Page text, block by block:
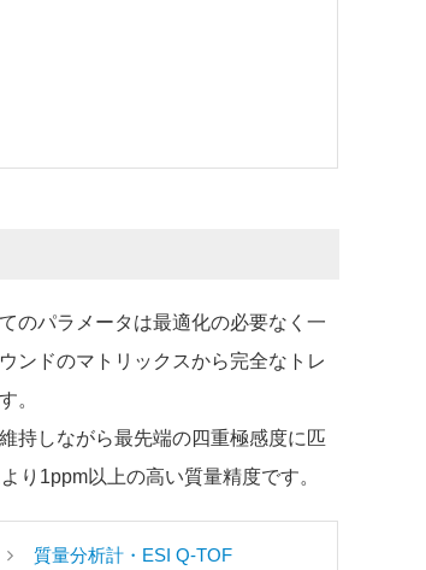
のパラメータは最適化の必要なく一
ンドのマトリックスから完全なトレ
。
持しながら最先端の四重極感度に匹
り1ppm以上の高い質量精度です。
質量分析計・ESI Q-TOF